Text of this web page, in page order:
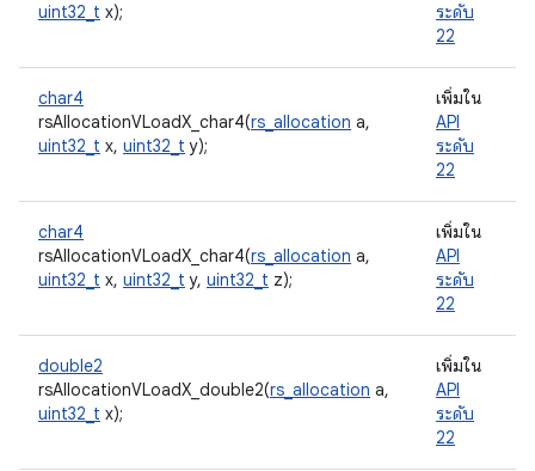
uint32_t x);
ระดับ
22
char4
rsAllocationVLoadX_char4(rs_allocation a,
uint32_t x, uint32_t y);
เพิ่มใน
API
ระดับ
22
char4
rsAllocationVLoadX_char4(rs_allocation a,
uint32_t x, uint32_t y, uint32_t z);
เพิ่มใน
API
ระดับ
22
double2
rsAllocationVLoadX_double2(rs_allocation a,
uint32_t x);
เพิ่มใน
API
ระดับ
22